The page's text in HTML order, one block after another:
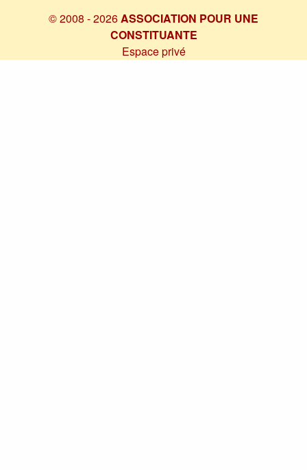
© 2008 - 2026 ASSOCIATION POUR UNE
CONSTITUANTE
Espace privé